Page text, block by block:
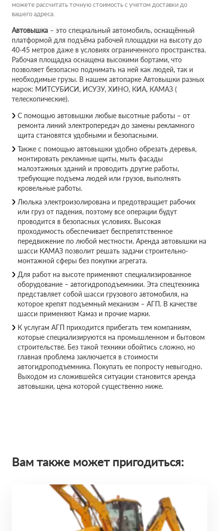
можете рассчитать точную стоимость с учетом доставки до
вашего адреса.
Автовышка – это специальный автомобиль, оснащённый
платформой для подъёма рабочей площадки на высоту до
40-45 метров даже в условиях ограниченного пространства.
Рабочая площадка оснащена высокими бортами, что
позволяет безопасно поднимать на ней как людей, так и
необходимые грузы. В нашем автопарке Автовышки разных
марок: МИТСУБИСИ, ИСУЗУ, ХИНО, КИА, КАМАЗ (
телескопические).
С помощью автовышки любые высотные работы – от
ремонта линий электропередач до замены рекламного
щита становятся удобными и безопасными.
Также с помощью автовышки удобно обрезать деревья,
монтировать рекламные щиты, мыть фасады
малоэтажных зданий и проводить другие работы,
требующие подъема людей или грузов, выполнять
кровельные работы.
Люлька электроизолирована и предотвращает рабочих
или груз от падения, поэтому все операции будут
проводится в безопасных условиях. Высокая
проходимость обеспечивает беспрепятственное
передвижение по любой местности. Аренда автовышки на
шасси КАМАЗ позволит решать задачи строительно-
монтажной сферы без покупки агрегата.
Для работ на высоте применяют специализированное
оборудование – автогидроподъемники. Эта спецтехника
представляет собой шасси грузового автомобиля, на
которое крепят подъемный механизм – АГП. В качестве
шасси применяют Камаз и прочие марки.
К услугам АГП приходится прибегать тем компаниям,
которые специализируются на промышленном и бытовом
строительстве. Без такой техники обойтись сложно, но
главная проблема заключается в стоимости
автогидроподъемника. Покупать ее попросту невыгодно.
Выходом из сложившейся ситуации становится аренда
автовышки, цена которой существенно ниже.
Вам также может пригодиться: